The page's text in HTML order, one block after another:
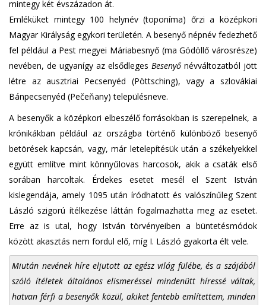
mintegy két évszázadon át.
Emléküket mintegy 100 helynév (toponíma) őrzi a középkori
Magyar Királyság egykori területén. A besenyő népnév fedezhető
fel például a Pest megyei Máriabesnyő (ma Gödöllő városrésze)
nevében, de ugyanígy az elsődleges Besenyő névváltozatból jött
létre az ausztriai Pecsenyéd (Pöttsching), vagy a szlovákiai
Bánpecsenyéd (Pečeňany) településneve.
A besenyők a középkori elbeszélő forrásokban is szerepelnek, a
krónikákban például az országba történő különböző besenyő
betörések kapcsán, vagy, már letelepítésük után a székelyekkel
együtt említve mint könnyűlovas harcosok, akik a csaták első
sorában harcoltak. Érdekes esetet mesél el Szent István
kislegendája, amely 1095 után íródhatott és valószínűleg Szent
László szigorú ítélkezése láttán fogalmazhatta meg az esetet.
Erre az is utal, hogy István törvényeiben a büntetésmódok
között akasztás nem fordul elő, míg I. László gyakorta élt vele.
Miután nevének híre eljutott az egész világ fülébe, és a szájából
szóló ítéletek általános elismeréssel mindenütt híressé váltak,
hatvan férfi a besenyők közül, akiket fentebb említettem, minden